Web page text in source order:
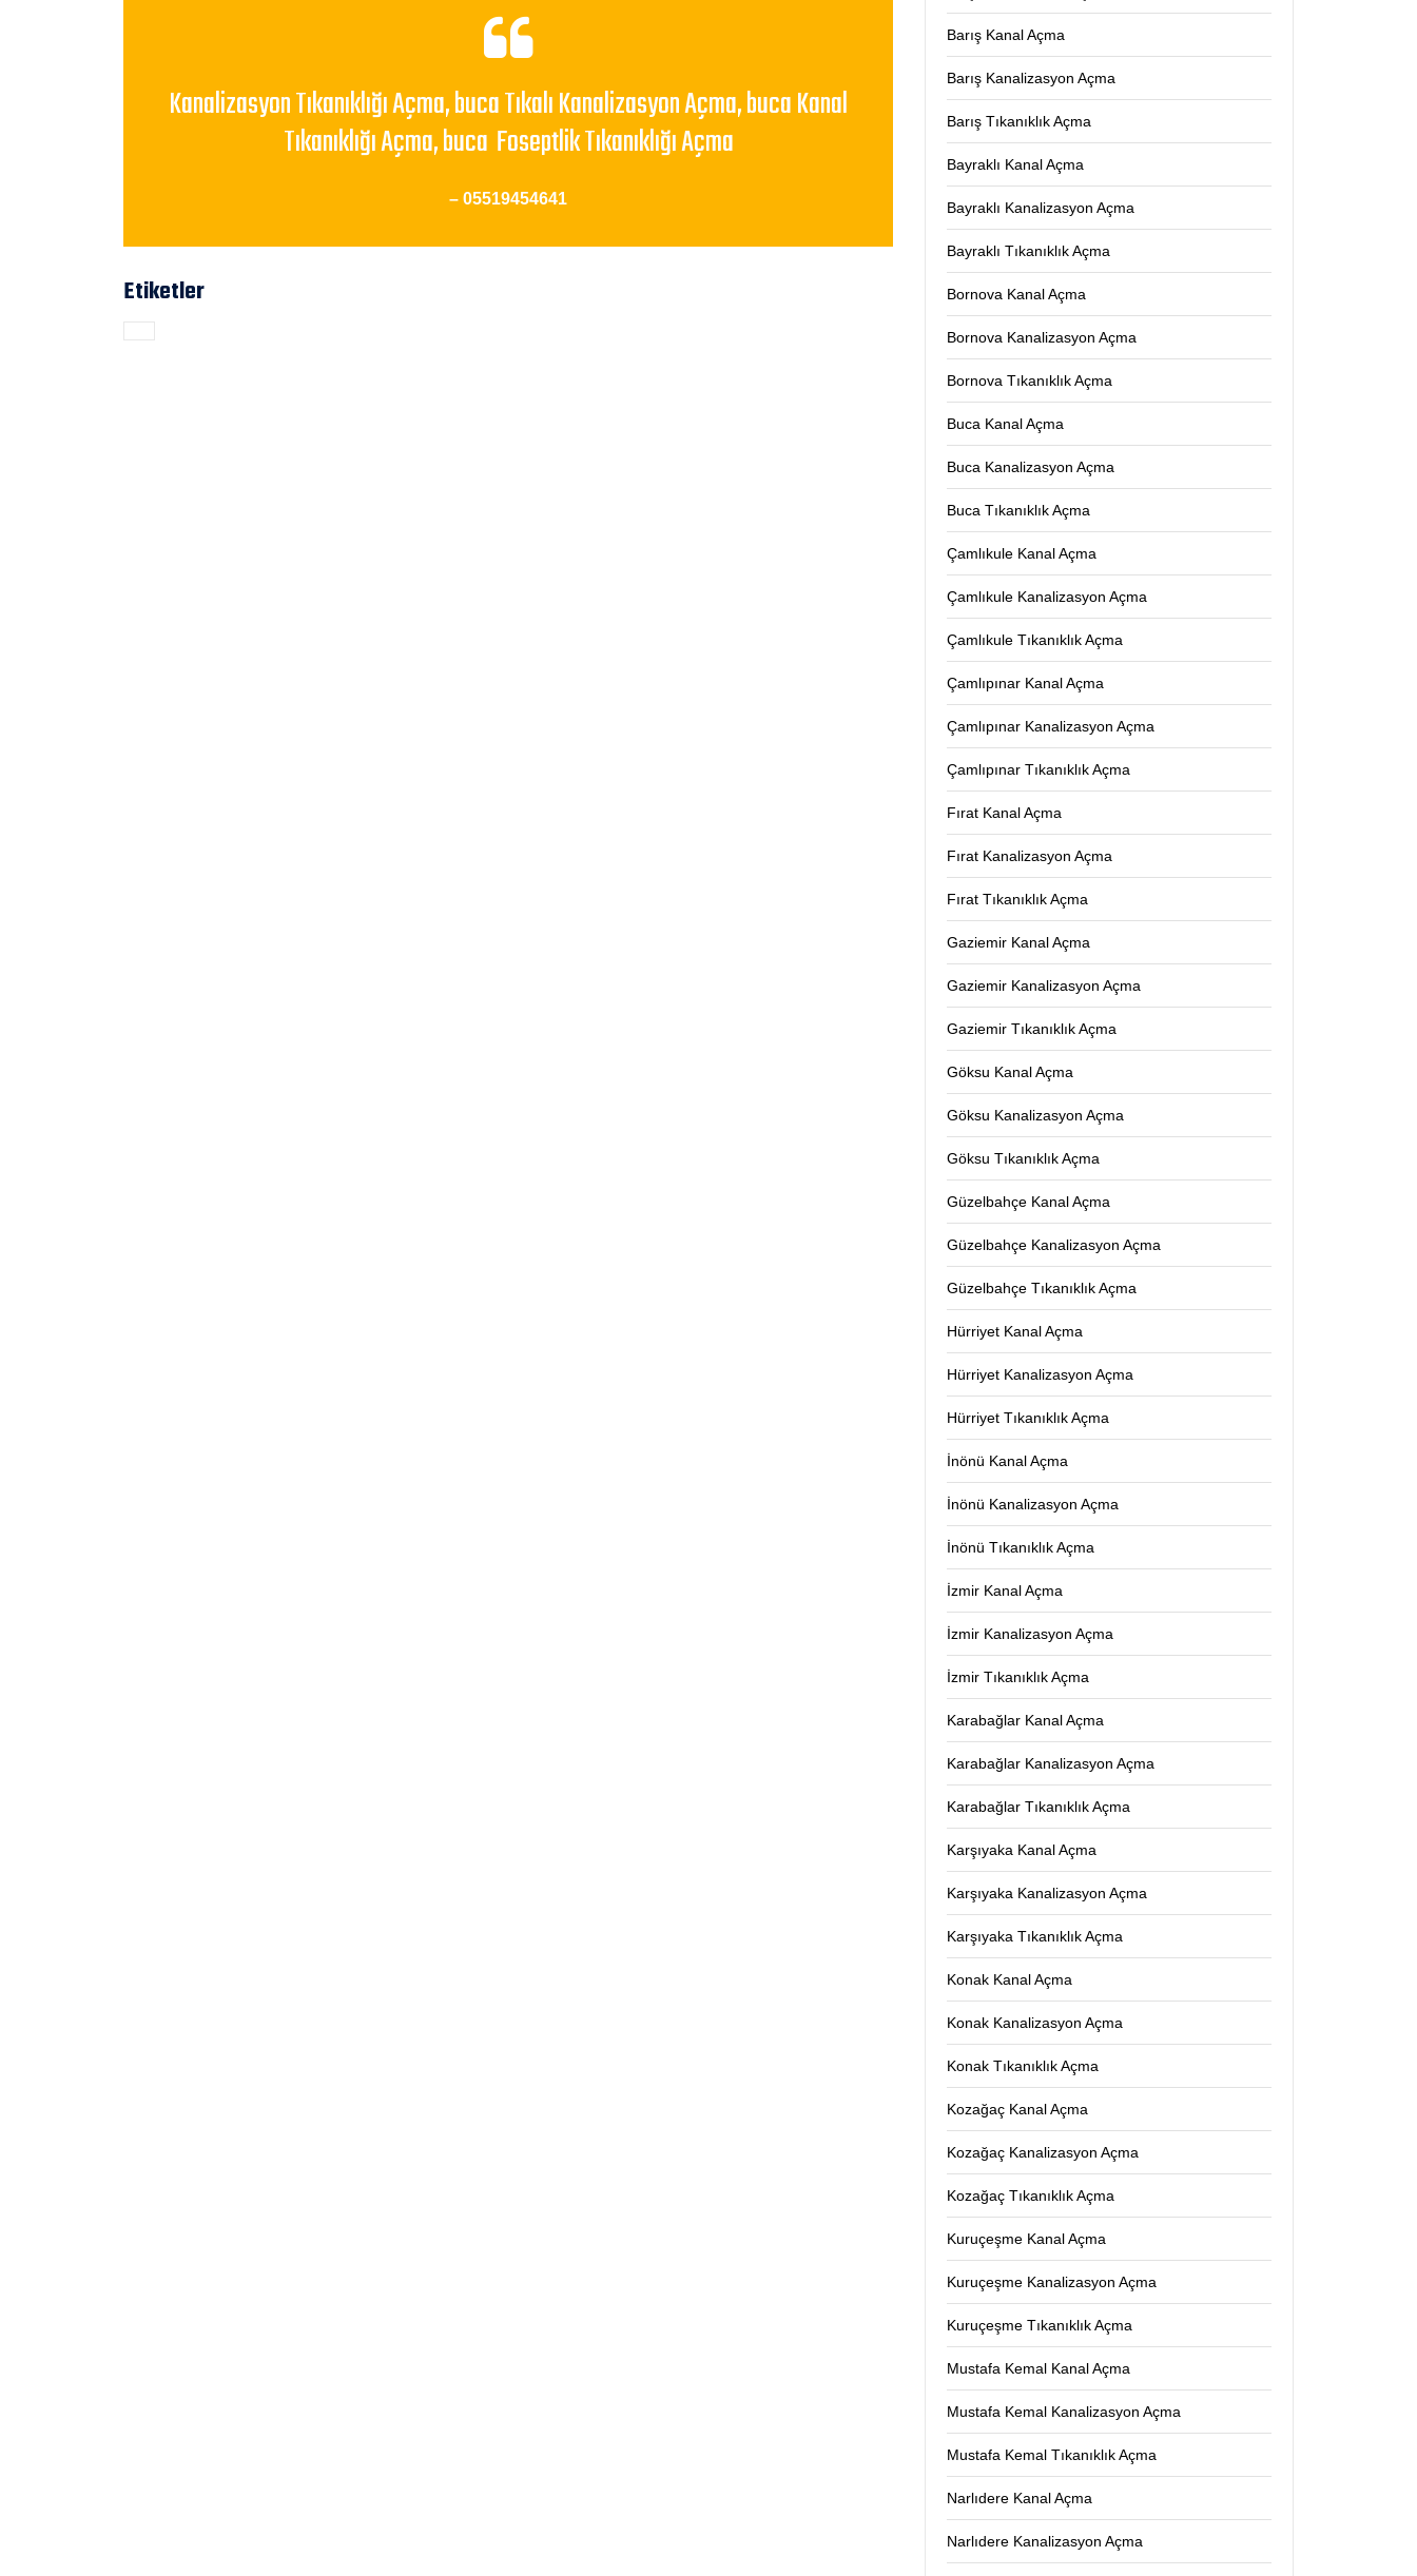
Kanalizasyon Tıkanıklığı Açma, buca Tıkalı Kanalizasyon Açma, buca Kanal
Tıkanıklığı Açma, buca Foseptlik Tıkanıklığı Açma
– 05519454641
Etiketler
Barış Kanal Açma
Barış Kanalizasyon Açma
Barış Tıkanıklık Açma
Bayraklı Kanal Açma
Bayraklı Kanalizasyon Açma
Bayraklı Tıkanıklık Açma
Bornova Kanal Açma
Bornova Kanalizasyon Açma
Bornova Tıkanıklık Açma
Buca Kanal Açma
Buca Kanalizasyon Açma
Buca Tıkanıklık Açma
Çamlıkule Kanal Açma
Çamlıkule Kanalizasyon Açma
Çamlıkule Tıkanıklık Açma
Çamlıpınar Kanal Açma
Çamlıpınar Kanalizasyon Açma
Çamlıpınar Tıkanıklık Açma
Fırat Kanal Açma
Fırat Kanalizasyon Açma
Fırat Tıkanıklık Açma
Gaziemir Kanal Açma
Gaziemir Kanalizasyon Açma
Gaziemir Tıkanıklık Açma
Göksu Kanal Açma
Göksu Kanalizasyon Açma
Göksu Tıkanıklık Açma
Güzelbahçe Kanal Açma
Güzelbahçe Kanalizasyon Açma
Güzelbahçe Tıkanıklık Açma
Hürriyet Kanal Açma
Hürriyet Kanalizasyon Açma
Hürriyet Tıkanıklık Açma
İnönü Kanal Açma
İnönü Kanalizasyon Açma
İnönü Tıkanıklık Açma
İzmir Kanal Açma
İzmir Kanalizasyon Açma
İzmir Tıkanıklık Açma
Karabağlar Kanal Açma
Karabağlar Kanalizasyon Açma
Karabağlar Tıkanıklık Açma
Karşıyaka Kanal Açma
Karşıyaka Kanalizasyon Açma
Karşıyaka Tıkanıklık Açma
Konak Kanal Açma
Konak Kanalizasyon Açma
Konak Tıkanıklık Açma
Kozağaç Kanal Açma
Kozağaç Kanalizasyon Açma
Kozağaç Tıkanıklık Açma
Kuruçeşme Kanal Açma
Kuruçeşme Kanalizasyon Açma
Kuruçeşme Tıkanıklık Açma
Mustafa Kemal Kanal Açma
Mustafa Kemal Kanalizasyon Açma
Mustafa Kemal Tıkanıklık Açma
Narlıdere Kanal Açma
Narlıdere Kanalizasyon Açma